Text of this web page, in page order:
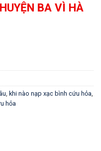
BA VÌ HÀ
, khi nào nạp xạc bình cứu hỏa,
hỏa